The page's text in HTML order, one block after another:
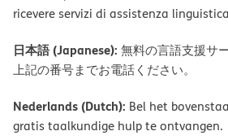
ricevere servizi di assistenza
日本語 (Japanese): 無料の言語支援サ
上記の番号までお電話ください。
Nederlands (Dutch): Bel het
gratis taalkundige hulp te ontvangen.